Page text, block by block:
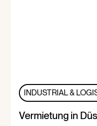
INDUSTRIAL &
Vermietung in